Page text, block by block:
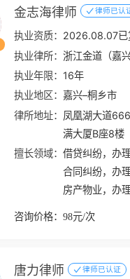
金志海律师 律师已认
执业资质： 2026.08.07已
执业律所：浙江金道（嘉
执业年限： 16年
执业地区： 嘉兴–桐乡市
律所地址： 凤凰湖大道
满大厦B座8楼
擅长领域：借贷纠纷，办
合同纠纷，办
房产物业，办
咨询价格：98元/次
唐力律师 律师已认证